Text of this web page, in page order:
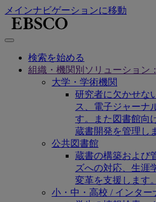
メインナビゲーションに移動
検索を始める
組織・機関別ソリューション：
大学・学術機関
研究者に欠かせな
ス、電子ジャーナ
す。また図書館向
蔵書開発を管理し
公共図書館
蔵書の構築および
ズへの対応、生涯
変革を支援します。
小・中・高校 / インタ